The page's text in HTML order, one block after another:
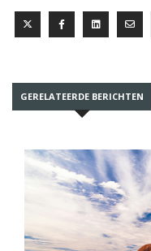
GERELATEERDE BERICHTEN